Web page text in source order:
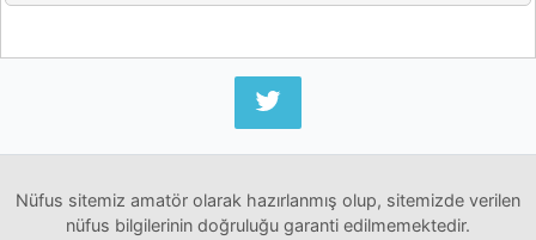
Nüfus sitemiz amatör olarak hazırlanmış olup, sitemizde verilen
nüfus bilgilerinin doğruluğu garanti edilmemektedir.